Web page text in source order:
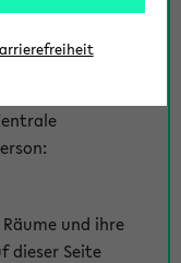
vom eKVV
und ihre
dieser Seite